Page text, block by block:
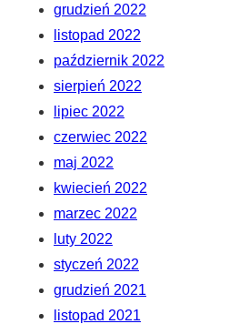
grudzień 2022
listopad 2022
październik 2022
sierpień 2022
lipiec 2022
czerwiec 2022
maj 2022
kwiecień 2022
marzec 2022
luty 2022
styczeń 2022
grudzień 2021
listopad 2021